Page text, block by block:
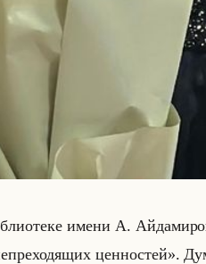
имени А.
ценностей».